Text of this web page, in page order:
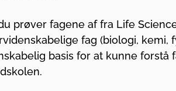
prøver fagene af fra Life
fag (biologi, kemi,
basis for at kunne forstå